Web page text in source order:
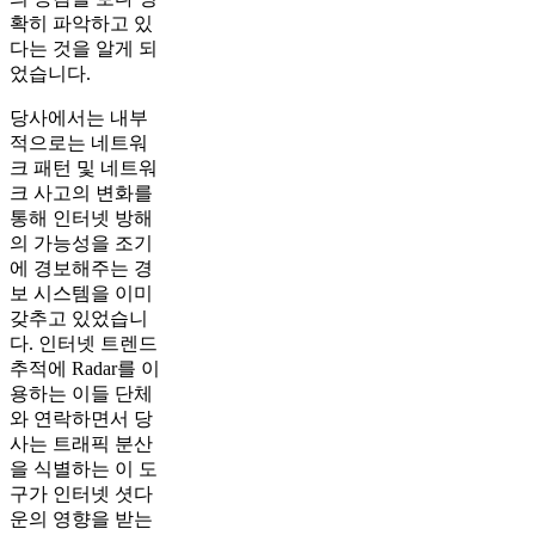
확히 파악하고 있
다는 것을 알게 되
었습니다.
당사에서는 내부
적으로는 네트워
크 패턴 및 네트워
크 사고의 변화를
통해 인터넷 방해
의 가능성을 조기
에 경보해주는 경
보 시스템을 이미
갖추고 있었습니
다. 인터넷 트렌드
추적에 Radar를 이
용하는 이들 단체
와 연락하면서 당
사는 트래픽 분산
을 식별하는 이 도
구가 인터넷 셧다
운의 영향을 받는